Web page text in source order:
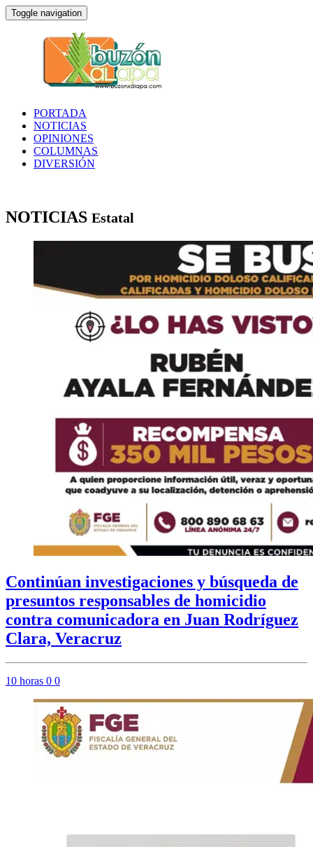
Toggle navigation
PORTADA
NOTICIAS
OPINIONES
COLUMNAS
DIVERSIÓN
NOTICIAS Estatal
Continúan investigaciones y búsqueda de
presuntos responsables de homicidio
contra comunicadora en Juan Rodríguez
Clara, Veracruz
10 horas 0 0